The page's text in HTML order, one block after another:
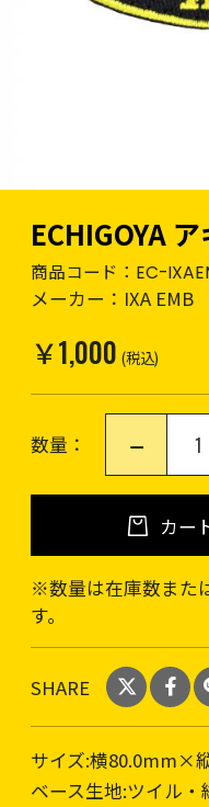
ECHIGOYA
商品コード： EC-
メーカー： IXA EMB
￥1,000 (税込)
数量：
カー
※数量は在庫数また
す。
SHARE
サイズ:横80.0mm×
ベース生地:ツイル・